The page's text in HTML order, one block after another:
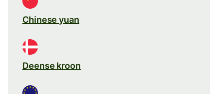
Chinese yuan
Deense kroon